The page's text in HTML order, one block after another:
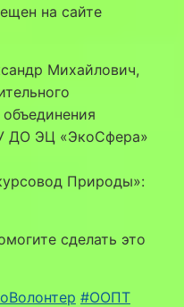
на сайте
Михайлович,
ДО ЭЦ «ЭкоСфера»
Природы»:
сделать это
#ООПТ